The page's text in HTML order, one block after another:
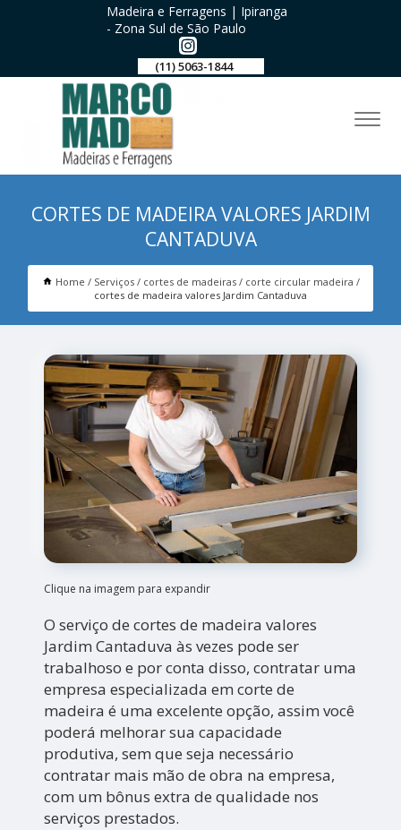
Madeira e Ferragens | Ipiranga
- Zona Sul de São Paulo
(11) 5063-1844
CORTES DE MADEIRA VALORES JARDIM
CANTADUVA
Home Serviços cortes de madeiras
corte circular madeira
cortes de madeira valores Jardim Cantaduva
Clique na imagem para expandir
O serviço de cortes de madeira valores
Jardim Cantaduva às vezes pode ser
trabalhoso e por conta disso, contratar uma
empresa especializada em corte de
madeira é uma excelente opção, assim você
poderá melhorar sua capacidade
produtiva, sem que seja necessário
contratar mais mão de obra na empresa,
com um bônus extra de qualidade nos
serviços prestados.